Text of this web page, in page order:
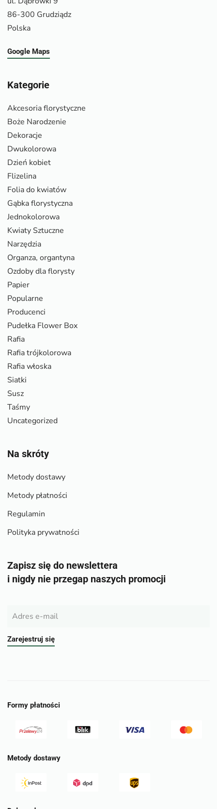
86-300 Grudziądz
Polska
Google Maps
Kategorie
Akcesoria florystyczne
Boże Narodzenie
Dekoracje
Dwukolorowa
Dzień kobiet
Flizelina
Folia do kwiatów
Gąbka florystyczna
Jednokolorowa
Kwiaty Sztuczne
Narzędzia
Organza, organtyna
Ozdoby dla florysty
Papier
Popularne
Producenci
Pudełka Flower Box
Rafia
Rafia trójkolorowa
Rafia włoska
Siatki
Susz
Taśmy
Uncategorized
Na skróty
Metody dostawy
Metody płatności
Regulamin
Polityka prywatności
Zapisz się do newslettera
i nigdy nie przegap naszych promocji
Zarejestruj się
Formy płatności
Metody dostawy